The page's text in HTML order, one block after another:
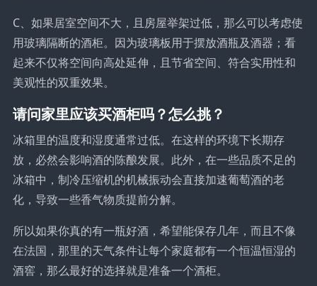
C、如果居室空间不大，且房屋举架过低，那么可以考虑使
用玻璃隔断的酒柜。因为玻璃板用于摆放酒瓶及酒器；看
起来不仅将空间向高处延伸，且节省空间、符合实用性和
美观性的双重效果。
请问家里应该买酒柜吗？怎么挑？
冰箱里的温度和湿度通常过低。在这样的环境下长期存
放，必然会影响酒的陈酿发展。此外，在一些品质不足的
冰箱中，制冷压缩机的机械振动会直接加速葡萄酒的老
化，导致一些香气物质提前分解。
所以如果你真的有一瓶好酒，希望能保存几年，而且不像
在法国，那里的天气条件让每个家庭都有一个恒温恒湿的
酒窖，那么最好的选择就是准备一个酒柜。